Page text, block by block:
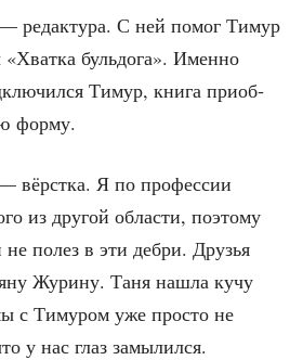
редак­ту­ра. С ней помог Тимур
буль­до­га». Имен­но
Тимур, кни­га при­об­
форму.
вёрст­ка. Я по про­фес­сии
из дру­гой обла­сти, поэто­му
полез в эти дебри. Дру­зья
Жури­ну. Таня нашла кучу
с Тиму­ром уже про­сто не
у нас глаз замылился.